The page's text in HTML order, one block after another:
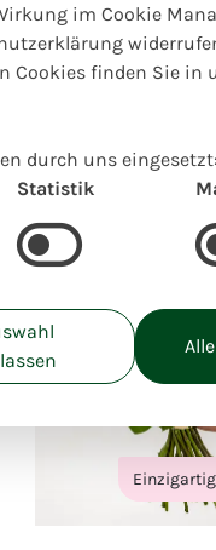
bis 06.08.26
im Cookie
Cookies finden Sie in
durch uns eingesetzt:
Statistik